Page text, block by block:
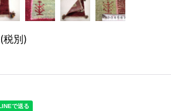
(税別)